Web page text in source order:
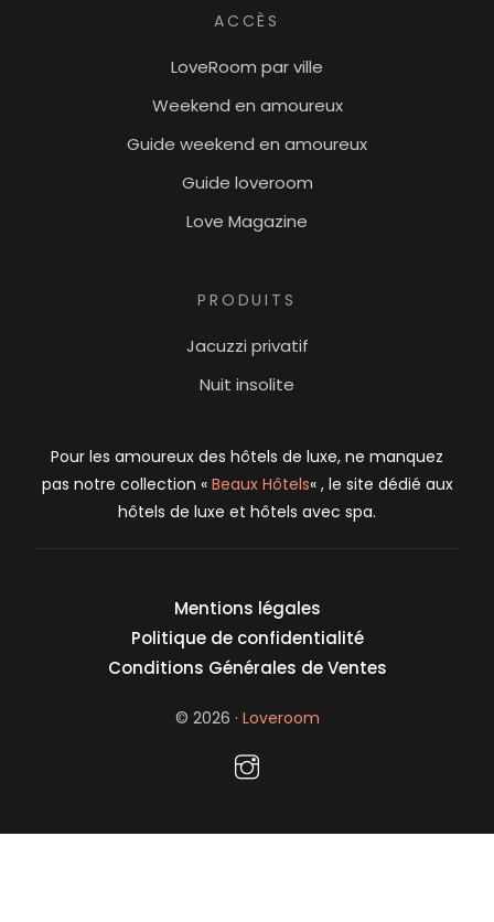
ACCÈS
LoveRoom par ville
Weekend en amoureux
Guide weekend en amoureux
Guide loveroom
Love Magazine
PRODUITS
Jacuzzi privatif
Nuit insolite
Pour les amoureux des hôtels de luxe, ne manquez
pas notre collection « Beaux Hôtels« , le site dédié aux
hôtels de luxe et hôtels avec spa.
Mentions légales
Politique de confidentialité
Conditions Générales de Ventes
© 2026 · Loveroom